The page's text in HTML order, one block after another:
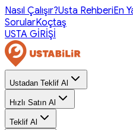
Nasıl Çalışır?Usta RehberiEn
SorularKoçtaş
USTA GİRİŞİ
Ustadan Teklif Al
Hızlı Satın Al
Teklif Al